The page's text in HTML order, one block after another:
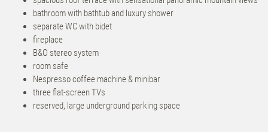
bathroom with bathtub and luxury shower
separate WC with bidet
fireplace
B&O stereo system
room safe
Nespresso coffee machine & minibar
three flat-screen TVs
reserved, large underground parking space